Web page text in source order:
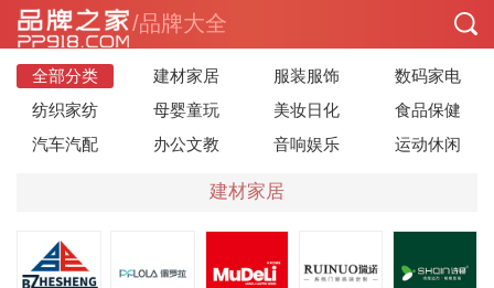
/品牌大全
全部分类 建材家居 服装服饰
数码家电
纺织家纺
母婴童玩 美妆日化
食品保健
汽车汽配
办公文教 音响娱乐 运动休闲
建材家居